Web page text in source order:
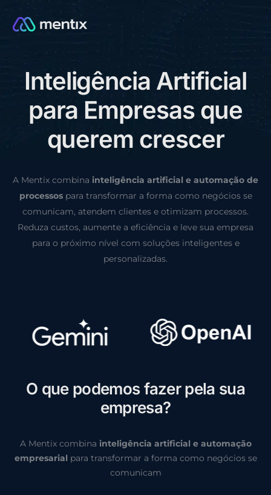
Inteligência Artificial
para Empresas que
querem crescer
A Mentix combina inteligência artificial e automação de
processospara transformar a forma como negócios se
comunicam, atendem clientes e otimizam processos.
Reduza custos, aumente a eficiência e leve sua empresa
para o próximo nível com soluções inteligentes e
personalizadas.
O que podemos fazer pela sua
empresa?
A Mentix combina inteligência artificial e automação
empresarial para transformar a forma como negócios se
comunicam
CONSULTORIA GRÁTIS